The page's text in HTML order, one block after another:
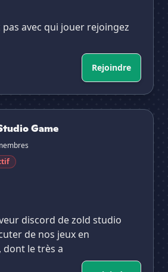
pas avec qui jouer rejoingez
Rejoindre
Game
discord de zold studio
de nos jeux en
dont le très a